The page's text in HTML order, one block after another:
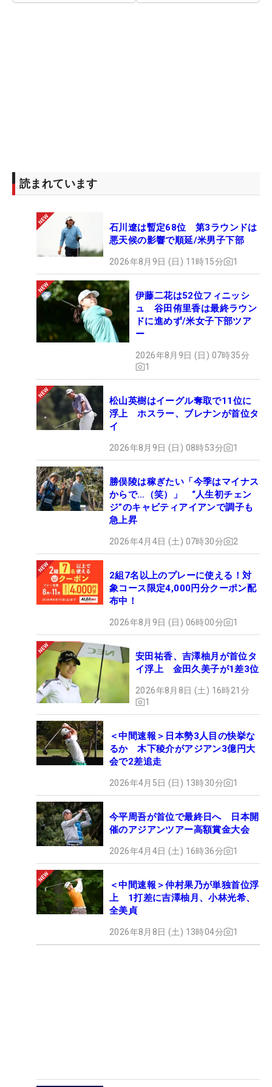
読まれています
石川遼は暫定68位 第3ラウンドは
悪天候の影響で順延/米男子下部
2026年8月9日 (日) 11時15分 1
伊藤二花は52位フィニッシ
ュ 谷田侑里香は最終ラウン
ドに進めず/米女子下部ツア
ー
2026年8月9日 (日) 07時35分
1
松山英樹はイーグル奪取で11位に
浮上 ホスラー、ブレナンが首位タ
イ
2026年8月9日 (日) 08時53分 1
勝俣陵は稼ぎたい「今季はマイナス
からで…（笑）」 “人生初チェン
ジ”のキャビティアイアンで調子も
急上昇
2026年4月4日 (土) 07時30分 2
2組7名以上のプレーに使える！対
象コース限定4,000円分クーポン配
布中！
2026年8月9日 (日) 06時00分 1
安田祐香、吉澤柚月が首位タ
イ浮上 金田久美子が1差3位
2026年8月8日 (土) 16時21分
1
＜中間速報＞日本勢3人目の快挙な
るか 木下稜介がアジアン3億円大
会で2差追走
2026年4月5日 (日) 13時30分 1
今平周吾が首位で最終日へ 日本開
催のアジアンツアー高額賞金大会
2026年4月4日 (土) 16時36分 1
＜中間速報＞仲村果乃が単独首位浮
上 1打差に吉澤柚月、小林光希、
全美貞
2026年8月8日 (土) 13時04分 1